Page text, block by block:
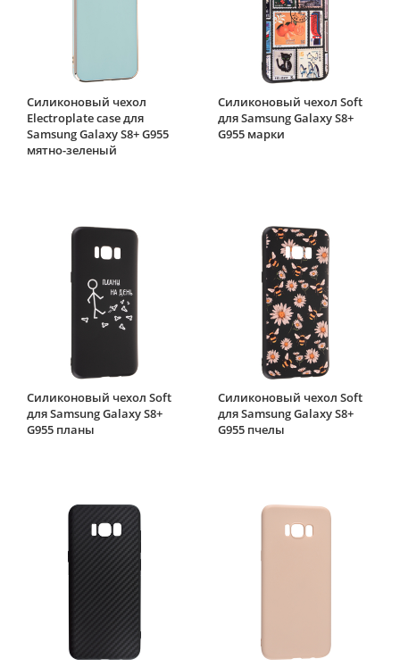
Силиконовый чехол
Electroplate case для
Samsung Galaxy S8+ G955
мятно-зеленый
Силиконовый чехол Soft
для Samsung Galaxy S8+
G955 марки
Силиконовый чехол Soft
для Samsung Galaxy S8+
G955 планы
Силиконовый чехол Soft
для Samsung Galaxy S8+
G955 пчелы